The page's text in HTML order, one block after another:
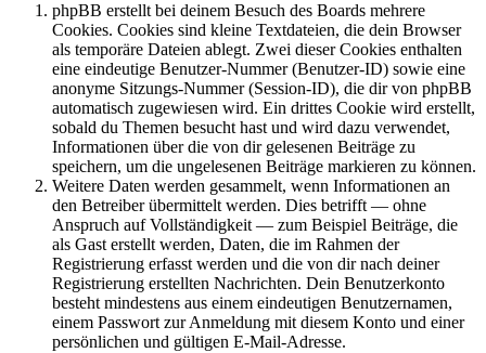
phpBB erstellt bei deinem Besuch des Boards mehrere
Cookies. Cookies sind kleine Textdateien, die dein Browser
als temporäre Dateien ablegt. Zwei dieser Cookies enthalten
eine eindeutige Benutzer-Nummer (Benutzer-ID) sowie eine
anonyme Sitzungs-Nummer (Session-ID), die dir von phpBB
automatisch zugewiesen wird. Ein drittes Cookie wird erstellt,
sobald du Themen besucht hast und wird dazu verwendet,
Informationen über die von dir gelesenen Beiträge zu
speichern, um die ungelesenen Beiträge markieren zu können.
Weitere Daten werden gesammelt, wenn Informationen an
den Betreiber übermittelt werden. Dies betrifft — ohne
Anspruch auf Vollständigkeit — zum Beispiel Beiträge, die
als Gast erstellt werden, Daten, die im Rahmen der
Registrierung erfasst werden und die von dir nach deiner
Registrierung erstellten Nachrichten. Dein Benutzerkonto
besteht mindestens aus einem eindeutigen Benutzernamen,
einem Passwort zur Anmeldung mit diesem Konto und einer
persönlichen und gültigen E-Mail-Adresse.